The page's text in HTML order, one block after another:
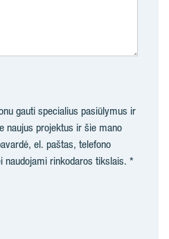
gauti specialius pasiūlymus ir
naujus projektus ir šie mano
el. paštas, telefono
rinkodaros tikslais.